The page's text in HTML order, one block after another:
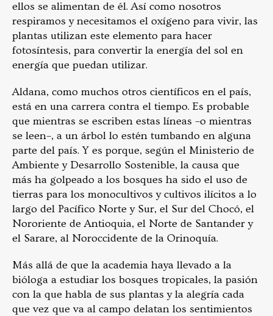
ellos se alimentan de él. Así como nosotros
respiramos y necesitamos el oxígeno para vivir, las
plantas utilizan este elemento para hacer
fotosíntesis, para convertir la energía del sol en
energía que puedan utilizar.
Aldana, como muchos otros científicos en el país,
está en una carrera contra el tiempo. Es probable
que mientras se escriben estas líneas –o mientras
se leen–, a un árbol lo estén tumbando en alguna
parte del país. Y es porque, según el Ministerio de
Ambiente y Desarrollo Sostenible, la causa que
más ha golpeado a los bosques ha sido el uso de
tierras para los monocultivos y cultivos ilícitos a lo
largo del Pacífico Norte y Sur, el Sur del Chocó, el
Nororiente de Antioquia, el Norte de Santander y
el Sarare, al Noroccidente de la Orinoquía.
Más allá de que la academia haya llevado a la
bióloga a estudiar los bosques tropicales, la pasión
con la que habla de sus plantas y la alegría cada
que vez que va al campo delatan los sentimientos